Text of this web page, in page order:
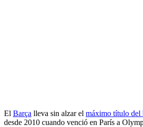
El Barça lleva sin alzar el máximo título del
desde 2010 cuando venció en París a